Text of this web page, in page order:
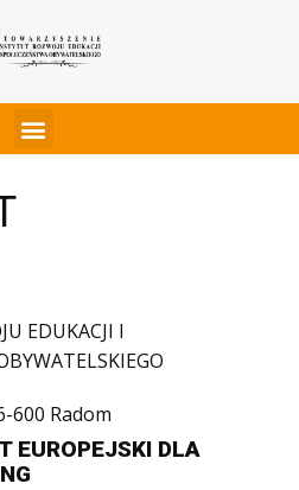
EDUKACJI I
600 Radom
EUROPEJSKI DLA